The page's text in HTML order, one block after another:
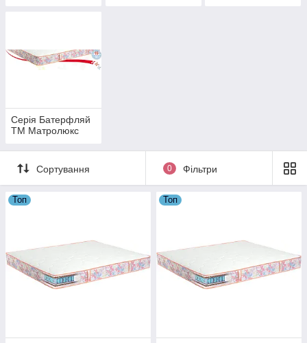
Серія Батерфляй
ТМ Матролюкс
Сортування 0 Фільтри
Топ Топ